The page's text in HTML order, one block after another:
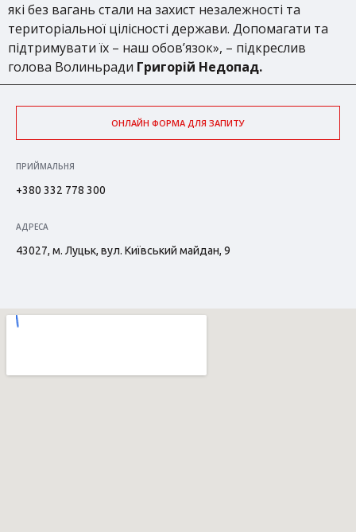
які без вагань стали на захист незалежності та
територіальної цілісності держави. Допомагати та
підтримувати їх – наш обов’язок», – підкреслив
голова Волиньради Григорій Недопад.
ОНЛАЙН ФОРМА ДЛЯ ЗАПИТУ
ПРИЙМАЛЬНЯ
+380 332 778 300
АДРЕСА
43027, м. Луцьк, вул. Київський майдан, 9